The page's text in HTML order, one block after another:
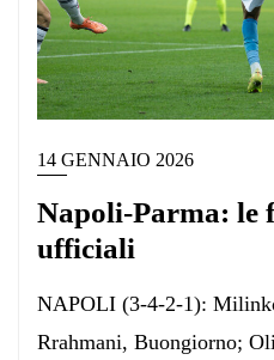
14 GENNAIO 2026
Napoli-Parma: le
ufficiali
NAPOLI (3-4-2-1):
Rrahmani, Buongiorno;